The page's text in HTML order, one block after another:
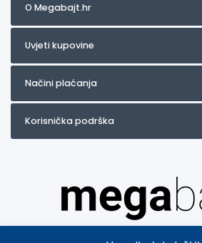
O Megabajt.hr
Uvjeti kupovine
Načini plaćanja
Korisnička podrška